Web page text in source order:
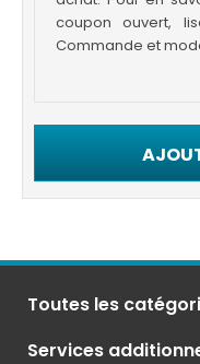
coupon ouvert,
Commande et
Toutes les
Services